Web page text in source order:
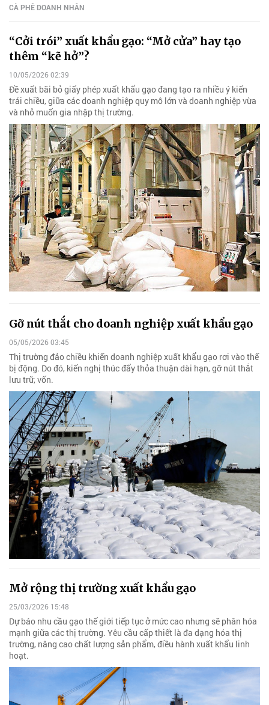
CÀ PHÊ DOANH NHÂN
“Cởi trói” xuất khẩu gạo: “Mở cửa” hay tạo
thêm “kẽ hở”?
10/05/2026 02:39
Đề xuất bãi bỏ giấy phép xuất khẩu gạo đang tạo ra nhiều ý kiến
trái chiều, giữa các doanh nghiệp quy mô lớn và doanh nghiệp vừa
và nhỏ muốn gia nhập thị trường.
Gỡ nút thắt cho doanh nghiệp xuất khẩu gạo
05/05/2026 03:45
Thị trường đảo chiều khiến doanh nghiệp xuất khẩu gạo rơi vào thế
bị động. Do đó, kiến nghị thúc đẩy thỏa thuận dài hạn, gỡ nút thắt
lưu trữ, vốn.
Mở rộng thị trường xuất khẩu gạo
25/03/2026 15:48
Dự báo nhu cầu gạo thế giới tiếp tục ở mức cao nhưng sẽ phân hóa
mạnh giữa các thị trường. Yêu cầu cấp thiết là đa dạng hóa thị
trường, nâng cao chất lượng sản phẩm, điều hành xuất khẩu linh
hoạt.